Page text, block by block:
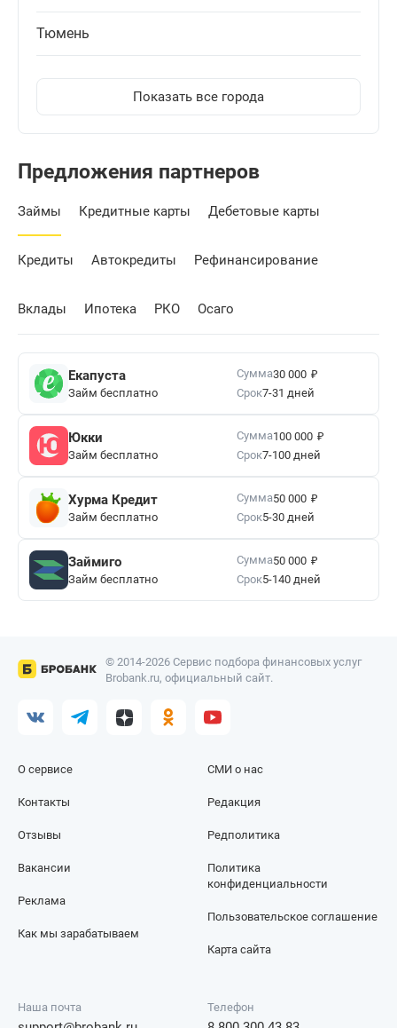
Тюмень
Показать все города
Предложения партнеров
Займы Кредитные карты Дебетовые карты
Кредиты Автокредиты Рефинансирование
Вклады Ипотека РКО Осаго
Екапуста
Займ бесплатно
Сумма30 000 ₽
Срок7-31 дней
Юкки
Займ бесплатно
Сумма100 000 ₽
Срок7-100 дней
Хурма Кредит
Займ бесплатно
Сумма50 000 ₽
Срок5-30 дней
Займиго
Займ бесплатно
Сумма50 000 ₽
Срок5-140 дней
© 2014-2026 Сервис подбора финансовых услуг
Brobank.ru, официальный сайт.
О сервисе
Контакты
Отзывы
СМИ о нас
Редакция
Редполитика
Вакансии
Реклама
Как мы зарабатываем
Политика
конфиденциальности
Пользовательское соглашение
Карта сайта
Наша почта Телефон